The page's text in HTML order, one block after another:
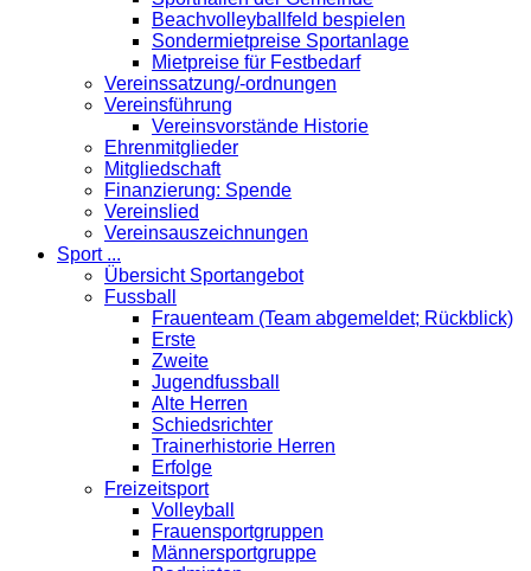
Beachvolleyballfeld bespielen
Sondermietpreise Sportanlage
Mietpreise für Festbedarf
Vereinssatzung/-ordnungen
Vereinsführung
Vereinsvorstände Historie
Ehrenmitglieder
Mitgliedschaft
Finanzierung: Spende
Vereinslied
Vereinsauszeichnungen
Sport ...
Übersicht Sportangebot
Fussball
Frauenteam (Team abgemeldet; Rückblick)
Erste
Zweite
Jugendfussball
Alte Herren
Schiedsrichter
Trainerhistorie Herren
Erfolge
Freizeitsport
Volleyball
Frauensportgruppen
Männersportgruppe